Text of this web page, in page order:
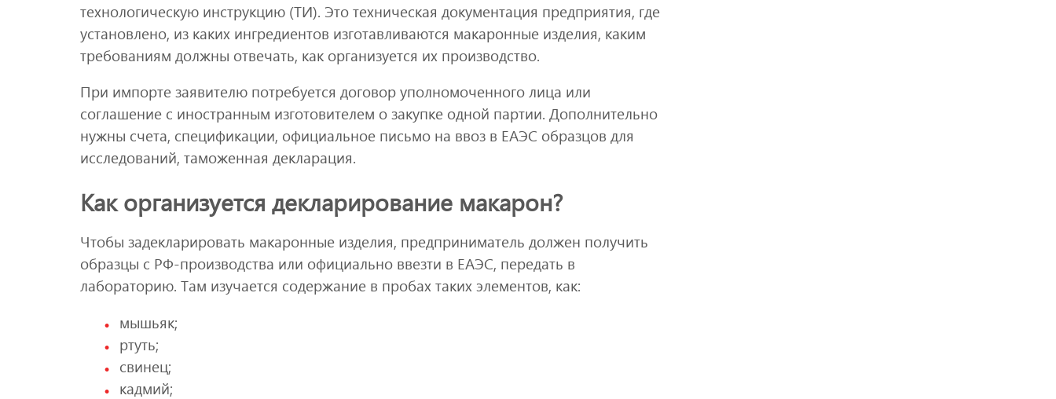
технологическую инструкцию (ТИ). Это техническая документация предприятия, где
установлено, из каких ингредиентов изготавливаются макаронные изделия, каким
требованиям должны отвечать, как организуется их производство.
При импорте заявителю потребуется договор уполномоченного лица или
соглашение с иностранным изготовителем о закупке одной партии. Дополнительно
нужны счета, спецификации, официальное письмо на ввоз в ЕАЭС образцов для
исследований, таможенная декларация.
Как организуется декларирование макарон?
Чтобы задекларировать макаронные изделия, предприниматель должен получить
образцы с РФ-производства или официально ввезти в ЕАЭС, передать в
лабораторию. Там изучается содержание в пробах таких элементов, как:
мышьяк;
ртуть;
свинец;
кадмий;